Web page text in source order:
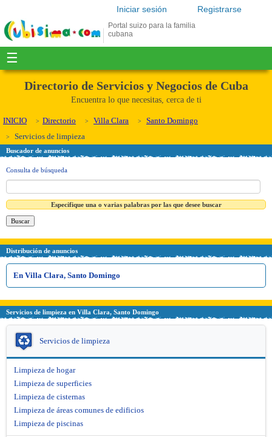
Registrarse
Iniciar sesión
Portal suizo para la familia
cubana
☰
Directorio de Servicios y Negocios de Cuba
Encuentra lo que necesitas, cerca de ti
INICIO Directorio Villa Clara
Santo Domingo
Servicios de limpieza
Buscador de anuncios
Consulta de búsqueda
Especifique una o varias palabras por las que desee buscar
Distribución de anuncios
En Villa Clara, Santo Domingo
Servicios de limpieza en Villa Clara, Santo Domingo
Servicios de limpieza
Limpieza de hogar
Limpieza de superficies
Limpieza de cisternas
Limpieza de áreas comunes de edificios
Limpieza de piscinas